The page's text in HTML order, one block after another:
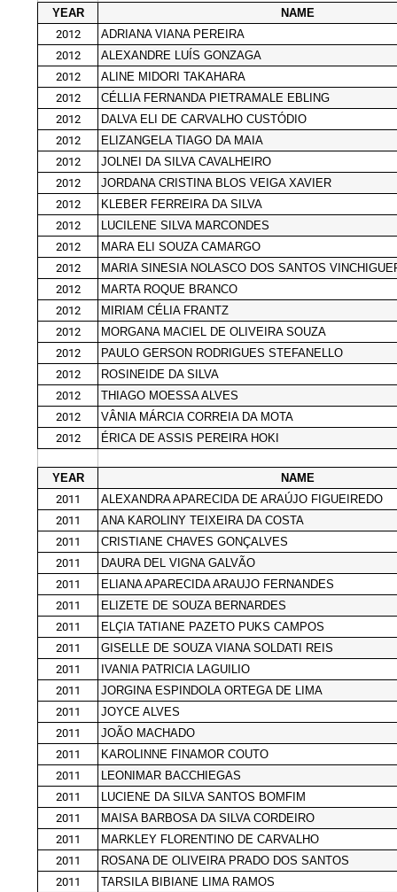
YEAR
NAME
2012
ADRIANA VIANA PEREIRA
2012
ALEXANDRE LUÍS GONZAGA
2012
ALINE MIDORI TAKAHARA
2012
CÉLLIA FERNANDA PIETRAMALE EBLING
2012
DALVA ELI DE CARVALHO CUSTÓDIO
2012
ELIZANGELA TIAGO DA MAIA
2012
JOLNEI DA SILVA CAVALHEIRO
2012
JORDANA CRISTINA BLOS VEIGA XAVIER
2012
KLEBER FERREIRA DA SILVA
2012
LUCILENE SILVA MARCONDES
2012
MARA ELI SOUZA CAMARGO
2012
MARIA SINESIA NOLASCO DOS SANTOS
2012
MARTA ROQUE BRANCO
2012
MIRIAM CÉLIA FRANTZ
2012
MORGANA MACIEL DE OLIVEIRA SOUZA
2012
PAULO GERSON RODRIGUES STEFANELLO
2012
ROSINEIDE DA SILVA
2012
THIAGO MOESSA ALVES
2012
VÂNIA MÁRCIA CORREIA DA MOTA
2012
ÉRICA DE ASSIS PEREIRA HOKI
YEAR
NAME
2011
ALEXANDRA APARECIDA DE ARAÚJO FIGUEIREDO
2011
ANA KAROLINY TEIXEIRA DA COSTA
2011
CRISTIANE CHAVES GONÇALVES
2011
DAURA DEL VIGNA GALVÃO
2011
ELIANA APARECIDA ARAUJO FERNANDES
2011
ELIZETE DE SOUZA BERNARDES
2011
ELÇIA TATIANE PAZETO PUKS CAMPOS
2011
GISELLE DE SOUZA VIANA SOLDATI REIS
2011
IVANIA PATRICIA LAGUILIO
2011
JORGINA ESPINDOLA ORTEGA DE LIMA
2011
JOYCE ALVES
2011
JOÃO MACHADO
2011
KAROLINNE FINAMOR COUTO
2011
LEONIMAR BACCHIEGAS
2011
LUCIENE DA SILVA SANTOS BOMFIM
2011
MAISA BARBOSA DA SILVA CORDEIRO
2011
MARKLEY FLORENTINO DE CARVALHO
2011
ROSANA DE OLIVEIRA PRADO DOS SANTOS
2011
TARSILA BIBIANE LIMA RAMOS